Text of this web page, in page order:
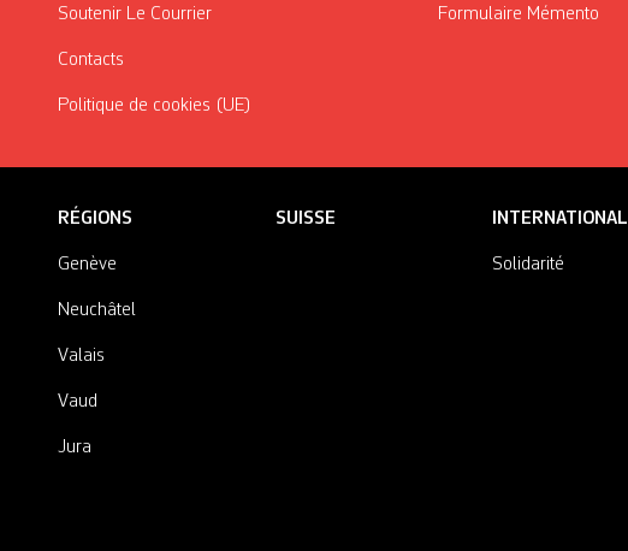
Soutenir Le Courrier
Contacts
Politique de cookies (UE)
Formulaire Mémento
RÉGIONS
Genève
Neuchâtel
Valais
Vaud
Jura
SUISSE INTERNATIONAL
Solidarité